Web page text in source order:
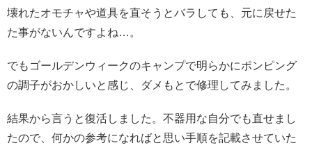
壊れたオモチャや道具を直そうとバラしても、元に戻せた
た事がないんですよね…。
でもゴールデンウィークのキャンプで明らかにポンピング
の調子がおかしいと感じ、ダメもとで修理してみました。
結果から言うと復活しました。不器用な自分でも直せまし
たので、何かの参考になればと思い手順を記載させていた